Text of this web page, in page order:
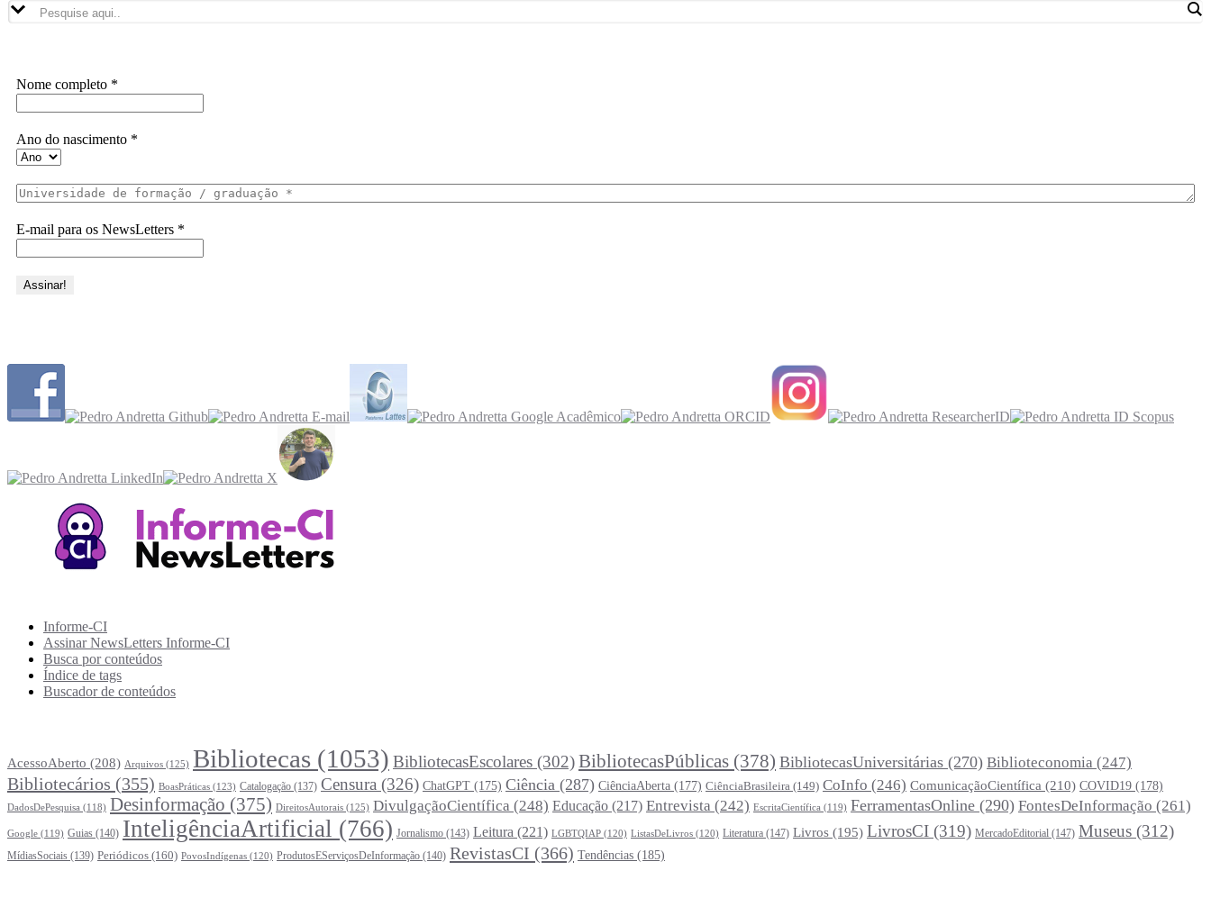
Nome completo *
Ano do nascimento *
E-mail para os NewsLetters *
Informe-CI
Assinar NewsLetters Informe-CI
Busca por conteúdos
Índice de tags
Buscador de conteúdos
AcessoAberto (208) Arquivos (125) Bibliotecas (1053) BibliotecasEscolares (302)BibliotecasPúblicas (378) BibliotecasUniversitárias (270) Biblioteconomia (247)
Bibliotecários (355) BoasPráticas (123) Catalogação (137) Censura (326) ChatGPT (175) Ciência (287) CiênciaAberta (177) CiênciaBrasileira (149) CoInfo (246) ComunicaçãoCientífica (210) COVID19 (178)
DadosDePesquisa (118) Desinformação (375) DireitosAutorais (125) DivulgaçãoCientífica (248) Educação (217) Entrevista (242) EscritaCientífica (119) FerramentasOnline (290) FontesDeInformação (261)
Google (119) Guias (140) InteligênciaArtificial (766) Jornalismo (143) Leitura (221) LGBTQIAP (120) ListasDeLivros (120) Literatura (147) Livros (195) LivrosCI (319) MercadoEditorial (147) Museus (312)
MídiasSociais (139) Periódicos (160) PovosIndígenas (120) ProdutosEServiçosDeInformação (140) RevistasCI (366) Tendências (185)